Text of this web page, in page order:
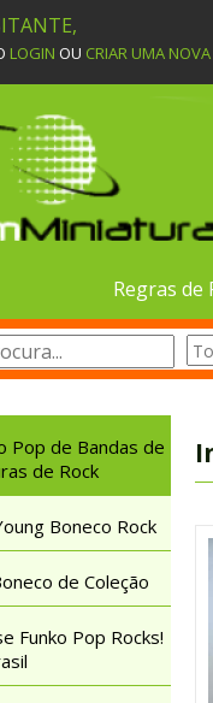
LOGIN OU CRIAR UMA
Regras de
Pop de Bandas de
de Rock
Boneco Rock
de Coleção
Funko Pop Rocks!